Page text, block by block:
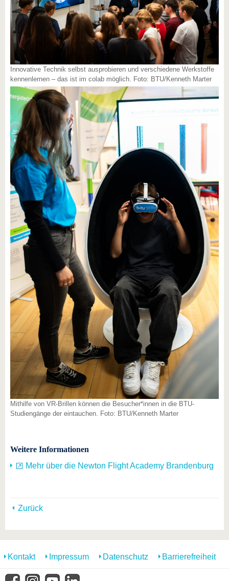
Innovative Technik selbst ausprobieren und verschiedene Werkstoffe
kennenlernen – das ist im colab möglich. Foto: BTU/Kenneth Marter
Mithilfe von VR-Brillen können die Besucher*innen in die BTU-
Studiengänge der eintauchen. Foto: BTU/Kenneth Marter
Weitere Informationen
Mehr über die Newton Flight Academy Brandenburg
Zurück
Kontakt Impressum Datenschutz Barrierefreiheit